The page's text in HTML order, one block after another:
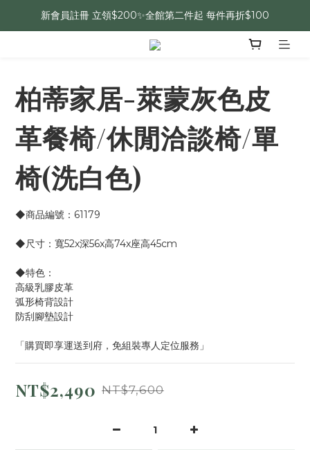
新會員註冊 立領$200✨全館第二件起 每件再折$100
柏蒂家居-萊蒙灰色皮
革餐椅/休閒洽談椅/單
椅(洗白色)
◆商品編號：61179
◆尺寸：寬52x深56x高74x座高45cm
◆特色：
高級乳膠皮革
弧形椅背設計
防刮腳墊設計
「購買即享運送到府，免組裝專人定位服務」
NT$2,490 NT$7,600